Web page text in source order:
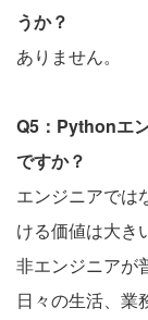
うか？
ありません。
Q5：Pythonエ
ですか？
エンジニアでは
ける価値は大き
非エンジニアが
日々の生活、業